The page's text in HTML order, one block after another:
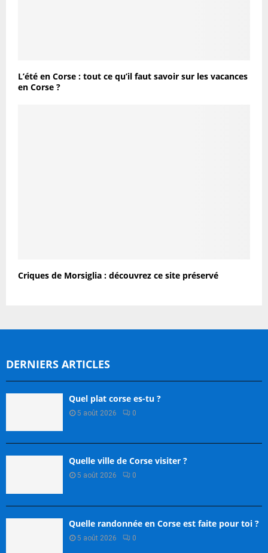
L’été en Corse : tout ce qu’il faut savoir sur les vacances
en Corse ?
Criques de Morsiglia : découvrez ce site préservé
DERNIERS ARTICLES
Quel plat corse es-tu ?
5 août 2026 0
Quelle ville de Corse visiter ?
5 août 2026 0
Quelle randonnée en Corse est faite pour toi ?
5 août 2026 0